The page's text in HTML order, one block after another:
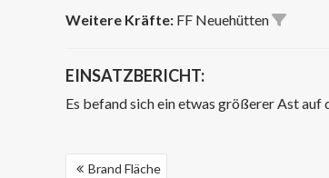
Weitere Kräfte: FF Neuehütten
EINSATZBERICHT:
Es befand sich ein etwas größerer Ast
BEITRAGSNAVIGATION
Brand Fläche